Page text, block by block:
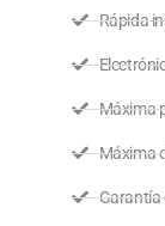
Rápida
Máxima
Máxima
Garantía